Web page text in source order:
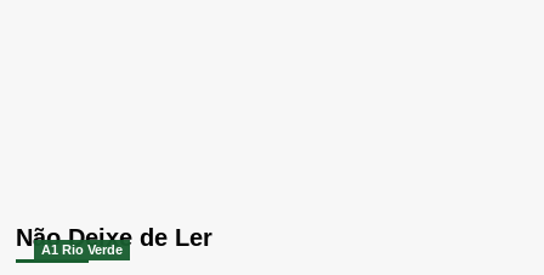
Não Deixe de Ler
A1 Rio Verde